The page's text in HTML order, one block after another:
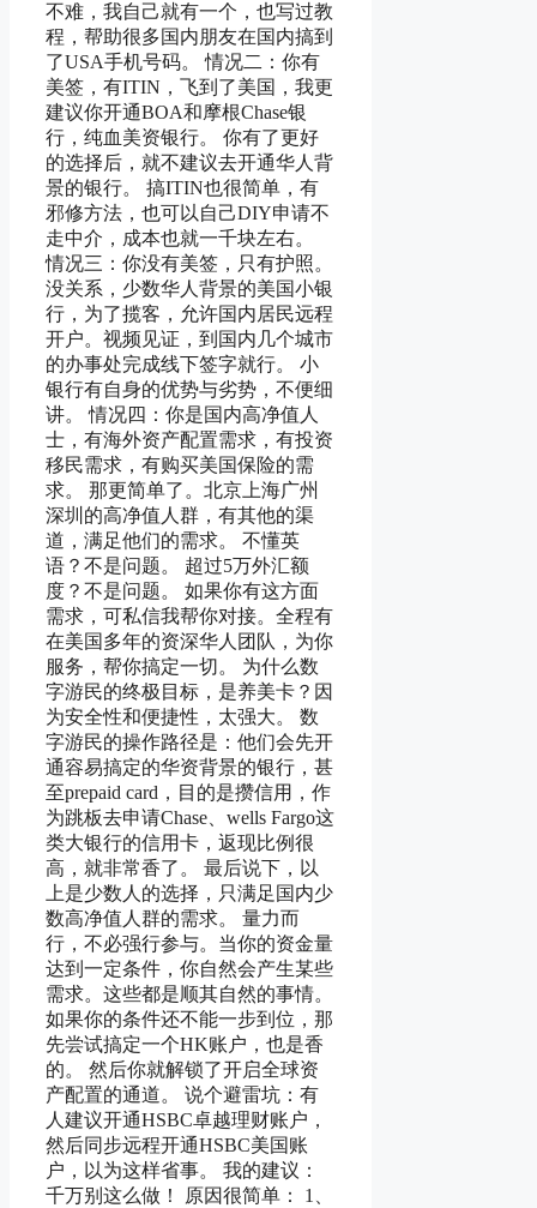
不难，我自己就有一个，也写过教
程，帮助很多国内朋友在国内搞到
了USA手机号码。 情况二：你有
美签，有ITIN，飞到了美国，我更
建议你开通BOA和摩根Chase银
行，纯血美资银行。 你有了更好
的选择后，就不建议去开通华人背
景的银行。 搞ITIN也很简单，有
邪修方法，也可以自己DIY申请不
走中介，成本也就一千块左右。
情况三：你没有美签，只有护照。
没关系，少数华人背景的美国小银
行，为了揽客，允许国内居民远程
开户。视频见证，到国内几个城市
的办事处完成线下签字就行。 小
银行有自身的优势与劣势，不便细
讲。 情况四：你是国内高净值人
士，有海外资产配置需求，有投资
移民需求，有购买美国保险的需
求。 那更简单了。北京上海广州
深圳的高净值人群，有其他的渠
道，满足他们的需求。 不懂英
语？不是问题。 超过5万外汇额
度？不是问题。 如果你有这方面
需求，可私信我帮你对接。全程有
在美国多年的资深华人团队，为你
服务，帮你搞定一切。 为什么数
字游民的终极目标，是养美卡？因
为安全性和便捷性，太强大。 数
字游民的操作路径是：他们会先开
通容易搞定的华资背景的银行，甚
至prepaid card，目的是攒信用，作
为跳板去申请Chase、wells Fargo这
类大银行的信用卡，返现比例很
高，就非常香了。 最后说下，以
上是少数人的选择，只满足国内少
数高净值人群的需求。 量力而
行，不必强行参与。当你的资金量
达到一定条件，你自然会产生某些
需求。这些都是顺其自然的事情。
如果你的条件还不能一步到位，那
先尝试搞定一个HK账户，也是香
的。 然后你就解锁了开启全球资
产配置的通道。 说个避雷坑：有
人建议开通HSBC卓越理财账户，
然后同步远程开通HSBC美国账
户，以为这样省事。 我的建议：
千万别这么做！ 原因很简单： 1、